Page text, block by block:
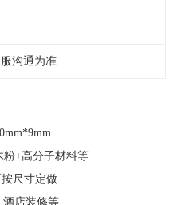
沟通为准
+高分子材料等
尺寸定做
店装修等